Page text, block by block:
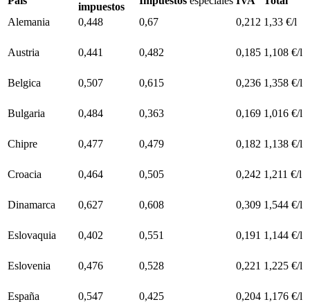
impuestos
Alemania
0,448 0,67 0,212 1,33 €/l
Austria 0,441 0,482 0,185 1,108 €/l
Belgica 0,507 0,615 0,236 1,358 €/l
Bulgaria 0,484 0,363 0,169 1,016 €/l
Chipre 0,477 0,479 0,182 1,138 €/l
Croacia 0,464 0,505 0,242 1,211 €/l
Dinamarca 0,627 0,608 0,309 1,544 €/l
Eslovaquia 0,402 0,551 0,191 1,144 €/l
Eslovenia 0,476 0,528 0,221 1,225 €/l
España 0,547 0,425 0,204 1,176 €/l